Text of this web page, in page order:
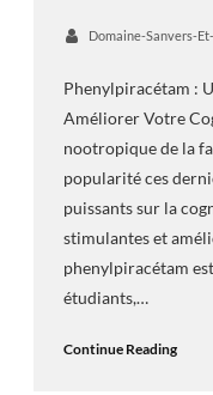
Domaine-Sanvers-
Phenylpiracétam :
Améliorer Votre
nootropique de la
popularité ces
puissants sur la
stimulantes et
phenylpiracétam
étudiants,…
Continue Reading